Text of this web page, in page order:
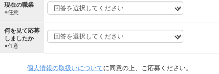
現在の職業
※任意
何を見て応募
しましたか
※任意
個人情報の取扱いについてに同意の上、ご応募ください。